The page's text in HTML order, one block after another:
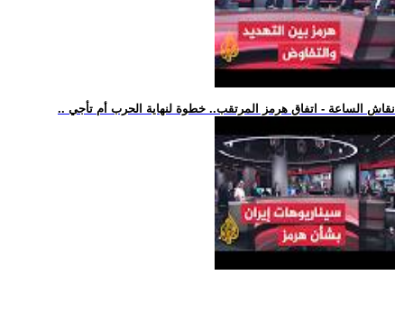
.. نقاش الساعة - اتفاق هرمز المرتقب.. خطوة لنهاية الحرب أم تأجي